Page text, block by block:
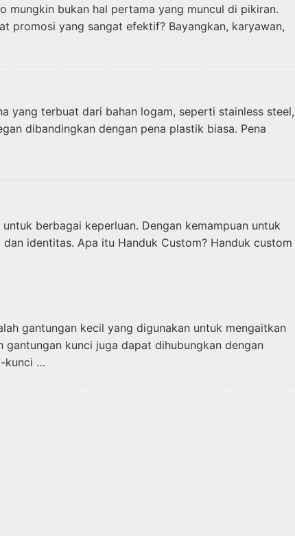
mungkin bukan hal pertama yang muncul di pikiran.
promosi yang sangat efektif? Bayangkan, karyawan,
yang terbuat dari bahan logam, seperti stainless steel,
dibandingkan dengan pena plastik biasa. Pena
berbagai keperluan. Dengan kemampuan untuk
identitas. Apa itu Handuk Custom? Handuk custom
gantungan kecil yang digunakan untuk mengaitkan
kunci juga dapat dihubungkan dengan
kunci …